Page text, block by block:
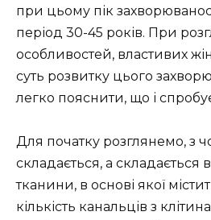
при цьому пік
період 30-45 років. При
особливостей, властивих
суть розвитку цього
легко пояснити, що і
Для початку розглянемо, з
складається, а складається
тканини, в основі якої
кількість канальців з